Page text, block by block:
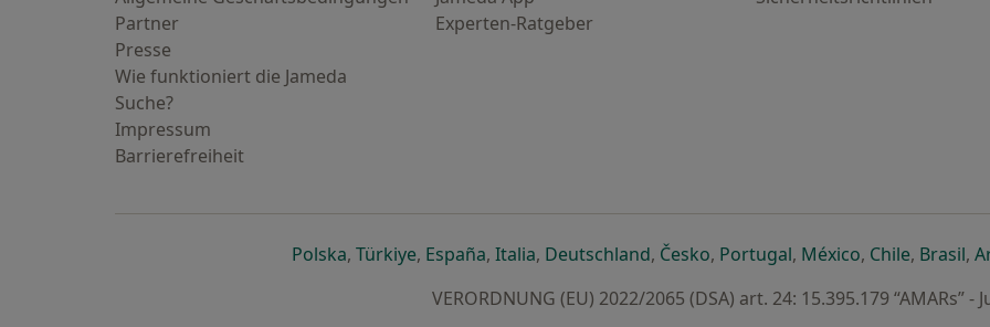
Partner
Presse
Wie funktioniert die Jameda
Suche?
Impressum
Barrierefreiheit
Experten-Ratgeber
Polskaöffnet in einer neuen Registerkarte
, Türkiyeöffnet in einer neuen Registerkarte
, Españaöffnet in einer neuen Registerkarte
, Italiaöffnet in einer neuen Registerkarte
, Deutschlandöffnet in einer neuen Registerkarte
, Českoöffnet in einer neuen
, Portugalöffnet in einer neuen
, Méxicoöffnet in einer
, Chileöffnet in
, Brasil,
VERORDNUNG (EU) 2022/2065 (DSA) art. 24: 15.395.179 “AMARs” -